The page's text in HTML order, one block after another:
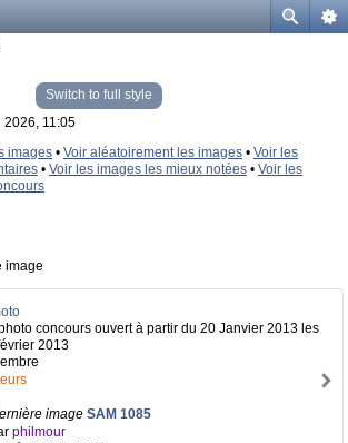
Switch to full style
2026, 11:05
images • Voir aléatoirement les images • Voir les
• Voir les images les mieux notées • Voir les
image
concours ouvert à partir du 20 Janvier 2013 les
2013
image SAM 1085
philmour